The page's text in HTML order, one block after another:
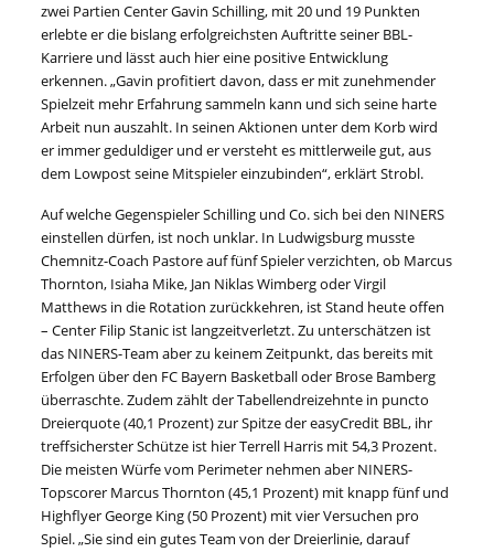
zwei Partien Center Gavin Schilling, mit 20 und 19 Punkten
erlebte er die bislang erfolgreichsten Auftritte seiner BBL-
Karriere und lässt auch hier eine positive Entwicklung
erkennen. „Gavin profitiert davon, dass er mit zunehmender
Spielzeit mehr Erfahrung sammeln kann und sich seine harte
Arbeit nun auszahlt. In seinen Aktionen unter dem Korb wird
er immer geduldiger und er versteht es mittlerweile gut, aus
dem Lowpost seine Mitspieler einzubinden“, erklärt Strobl.
Auf welche Gegenspieler Schilling und Co. sich bei den NINERS
einstellen dürfen, ist noch unklar. In Ludwigsburg musste
Chemnitz-Coach Pastore auf fünf Spieler verzichten, ob Marcus
Thornton, Isiaha Mike, Jan Niklas Wimberg oder Virgil
Matthews in die Rotation zurückkehren, ist Stand heute offen
– Center Filip Stanic ist langzeitverletzt. Zu unterschätzen ist
das NINERS-Team aber zu keinem Zeitpunkt, das bereits mit
Erfolgen über den FC Bayern Basketball oder Brose Bamberg
überraschte. Zudem zählt der Tabellendreizehnte in puncto
Dreierquote (40,1 Prozent) zur Spitze der easyCredit BBL, ihr
treffsicherster Schütze ist hier Terrell Harris mit 54,3 Prozent.
Die meisten Würfe vom Perimeter nehmen aber NINERS-
Topscorer Marcus Thornton (45,1 Prozent) mit knapp fünf und
Highflyer George King (50 Prozent) mit vier Versuchen pro
Spiel. „Sie sind ein gutes Team von der Dreierlinie, darauf